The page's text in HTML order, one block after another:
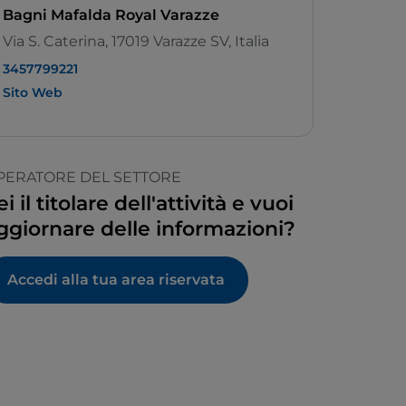
Bagni Mafalda Royal Varazze
Via S. Caterina, 17019 Varazze SV, Italia
3457799221
Sito Web
DEL SETTORE
il titolare dell'attività e vuoi
delle informazioni?
Accedi alla tua area riservata